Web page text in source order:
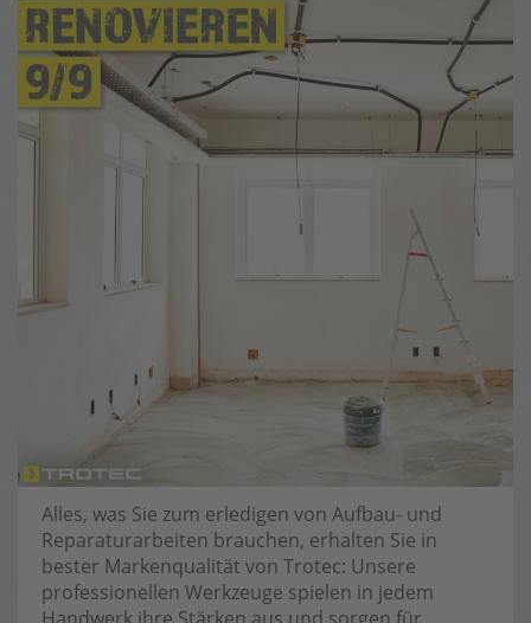
Alles, was Sie zum erledigen von Aufbau- und
Reparaturarbeiten brauchen, erhalten Sie in
bester Markenqualität von Trotec: Unsere
professionellen Werkzeuge spielen in jedem